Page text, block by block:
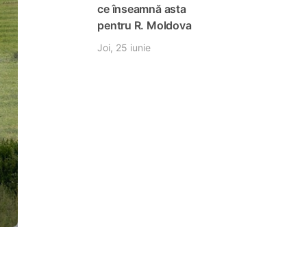
ce înseamnă asta
pentru R. Moldova
Joi, 25 iunie